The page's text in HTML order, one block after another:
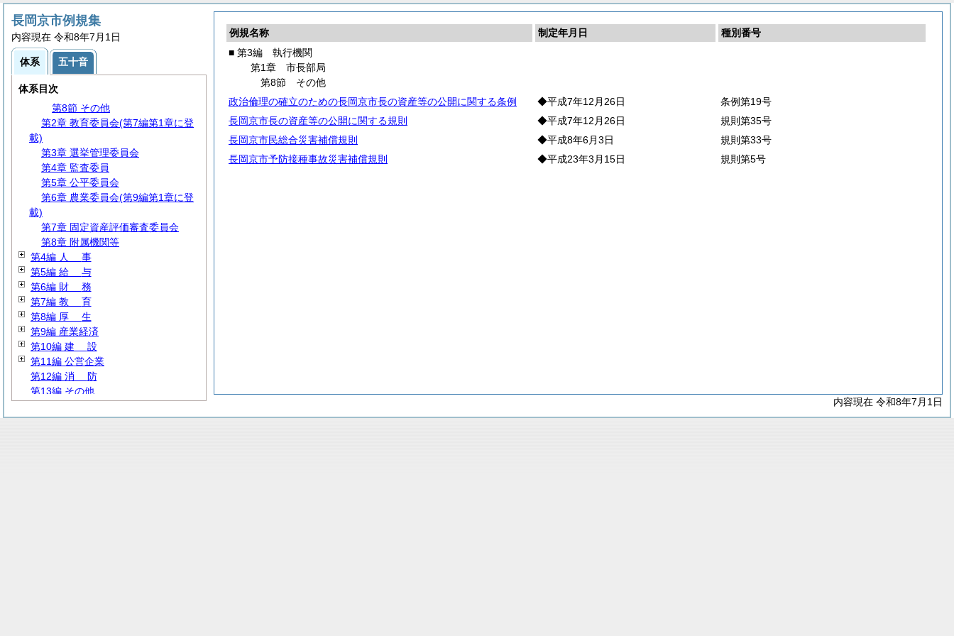
例規名称 制定年月日
種別番号
■ 第3編 執行機関
第1章 市長部局
第8節 その他
政治倫理の確立のための長岡京市長の資産等の公開に関する条例
◆平成7年12月26日
条例第19号
長岡京市長の資産等の公開に関する規則
◆平成7年12月26日
規則第35号
長岡京市民総合災害補償規則
◆平成8年6月3日
規則第33号
長岡京市予防接種事故災害補償規則
◆平成23年3月15日 規則第5号
内容現在 令和8年7月1日
長岡京市例規集
内容現在 令和8年7月1日
体系 五十音
体系目次
第1節 事務分掌
第2節 代理・代決等
第3節 文書・公印
第4節住
第5節 国民保護
第6節 災害対策
第7節 防犯対策
第8節 その他
第2章 教育委員会(第7編第1章に登
載)
第3章 選挙管理委員会
第4章 監査委員
第5章 公平委員会
第6章 農業委員会(第9編第1章に登
載)
第7章 固定資産評価審査委員会
第8章 附属機関等
第4編 人 事
第5編 給 与
第6編 財 務
第7編 教 育
第8編 厚 生
第9編 産業経済
第10編 建 設
第11編 公営企業
第12編 消 防
第13編 その他